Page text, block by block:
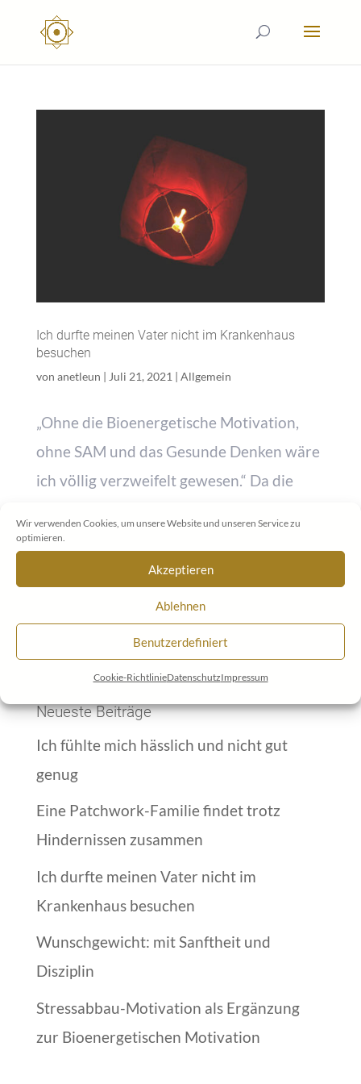
Wir verwenden Cookies, um unsere Website und unseren Service zu
optimieren.
Akzeptieren
Ablehnen
Benutzerdefiniert
Cookie-RichtlinieDatenschutzImpressum
Ich durfte meinen Vater nicht im Krankenhaus
besuchen
von anetleun | Juli 21, 2021 | Allgemein
„Ohne die Bioenergetische Motivation,
ohne SAM und das Gesunde Denken wäre
ich völlig verzweifelt gewesen.“ Da die
Beste war, was mir in meinem Leben
passieren konnte, habe ich mich ohne
Neueste Beiträge
Ich fühlte mich hässlich und nicht gut
genug
Eine Patchwork-Familie findet trotz
Hindernissen zusammen
Ich durfte meinen Vater nicht im
Krankenhaus besuchen
Wunschgewicht: mit Sanftheit und
Disziplin
Stressabbau-Motivation als Ergänzung
zur Bioenergetischen Motivation